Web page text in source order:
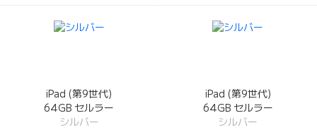
iPad (第9世代)
64GB セルラー
シルバー
iPad (第9世代)
64GB セルラー
シルバー